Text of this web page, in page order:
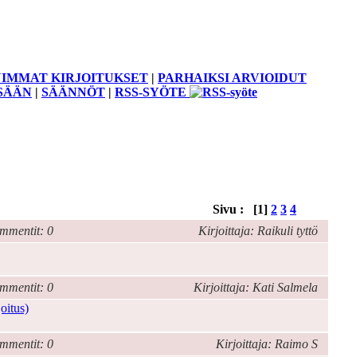
KIRJOITUKSET | PARHAIKSI ARVIOIDUT
| SÄÄNNÖT | RSS-SYÖTE
Sivu : [1] 2 3 4
0
Kirjoittaja: Raikuli tyttö
0
Kirjoittaja: Kati Salmela
0
Kirjoittaja: Raimo S